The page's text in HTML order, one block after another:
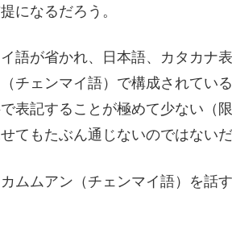
になるだろう。
語が省かれ、日本語、カタカナ
チェンマイ語）で構成されてい
表記することが極めて少ない（
てもたぶん通じないのではないだ
ムムアン（チェンマイ語）を話